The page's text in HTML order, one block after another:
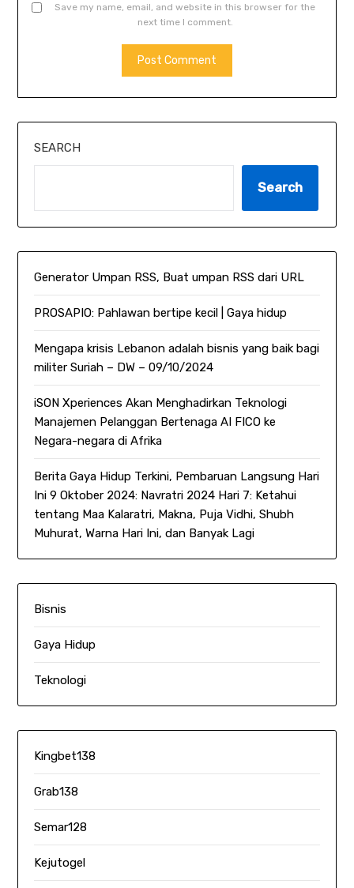
Save my name, email, and website in this browser for the
next time I comment.
SEARCH
Search
Generator Umpan RSS, Buat umpan RSS dari URL
PROSAPIO: Pahlawan bertipe kecil | Gaya hidup
Mengapa krisis Lebanon adalah bisnis yang baik bagi
militer Suriah – DW – 09/10/2024
iSON Xperiences Akan Menghadirkan Teknologi
Manajemen Pelanggan Bertenaga AI FICO ke
Negara-negara di Afrika
Berita Gaya Hidup Terkini, Pembaruan Langsung Hari
Ini 9 Oktober 2024: Navratri 2024 Hari 7: Ketahui
tentang Maa Kalaratri, Makna, Puja Vidhi, Shubh
Muhurat, Warna Hari Ini, dan Banyak Lagi
Bisnis
Gaya Hidup
Teknologi
Kingbet138
Grab138
Semar128
Kejutogel